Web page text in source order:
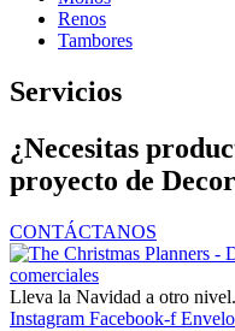
Renos
Tambores
Servicios
¿Necesitas
proyecto de
CONTÁCTANOS
Lleva la Navidad a otro nivel.
Instagram Facebook-f